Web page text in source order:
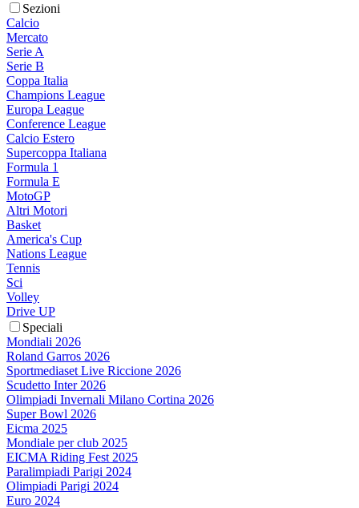
Sezioni
Calcio
Mercato
Serie A
Serie B
Coppa Italia
Champions League
Europa League
Conference League
Calcio Estero
Supercoppa Italiana
Formula 1
Formula E
MotoGP
Altri Motori
Basket
America's Cup
Nations League
Tennis
Sci
Volley
Drive UP
Speciali
Mondiali 2026
Roland Garros 2026
Sportmediaset Live Riccione 2026
Scudetto Inter 2026
Olimpiadi Invernali Milano Cortina 2026
Super Bowl 2026
Eicma 2025
Mondiale per club 2025
EICMA Riding Fest 2025
Paralimpiadi Parigi 2024
Olimpiadi Parigi 2024
Euro 2024